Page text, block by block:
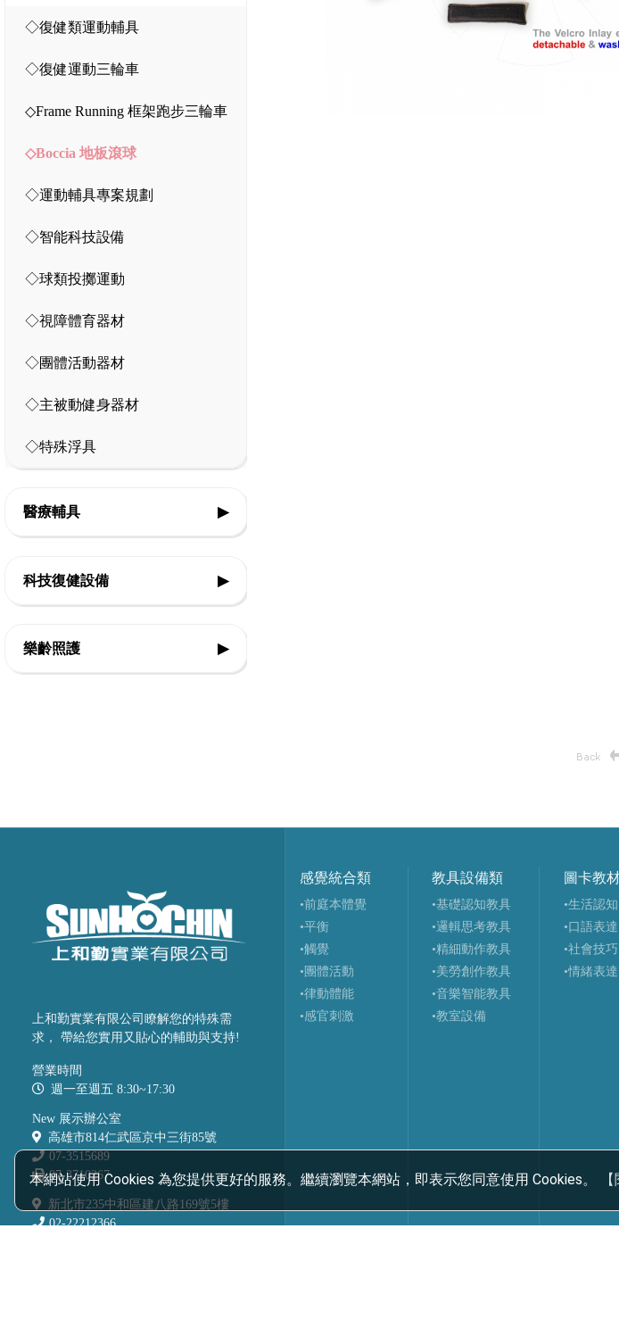
本網站使用 Cookies 為您提供更好的服務。繼續瀏覽本網站，即表示您同意使用 Cookies。
◇感官刺激
◇美勞創作教具
◇音樂智能教具
◇復健類運動輔具
◇復健運動三輪車
◇Frame Running 框架跑步三輪車
◇Boccia 地板滾球
◇運動輔具專案規劃
◇智能科技設備
◇球類投擲運動
◇視障體育器材
◇團體活動器材
◇主被動健身器材
◇特殊浮具
醫療輔具 ▶
◇步態訓練器
科技復健設備 ▶
樂齡照護 ▶
上和勤實業有限公司瞭解您的特殊需
求， 帶給您實用又貼心的輔助與支持!
營業時間
週一至週五 8:30~17:30
New 展示辦公室
高雄市814仁武區京中三街85號
07-3515689
07-3710267
新北市235中和區建八路169號5樓
02-22212366
感覺統合類
•前庭本體覺
•平衡
•觸覺
•團體活動
•律動體能
•感官刺激
教具設備類
•基礎認知教具
•邏輯思考教具
•精細動作教具
•美勞創作教具
•音樂智能教具
•教室設備
圖卡教
•生活認知
•口語表達
•社會技巧
•情緒表達